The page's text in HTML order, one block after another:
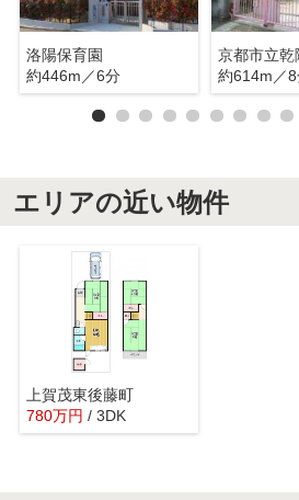
洛陽保育園
約446m／6分
京都市立乾
約614m／
エリアの近い物件
上賀茂東後藤町
780万円 / 3DK